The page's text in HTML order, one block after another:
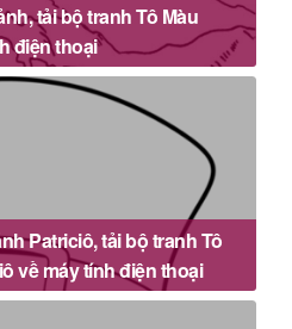
tải bộ tranh Tô Màu
điện thoại
Patriciô, tải bộ tranh Tô
về máy tính điện thoại